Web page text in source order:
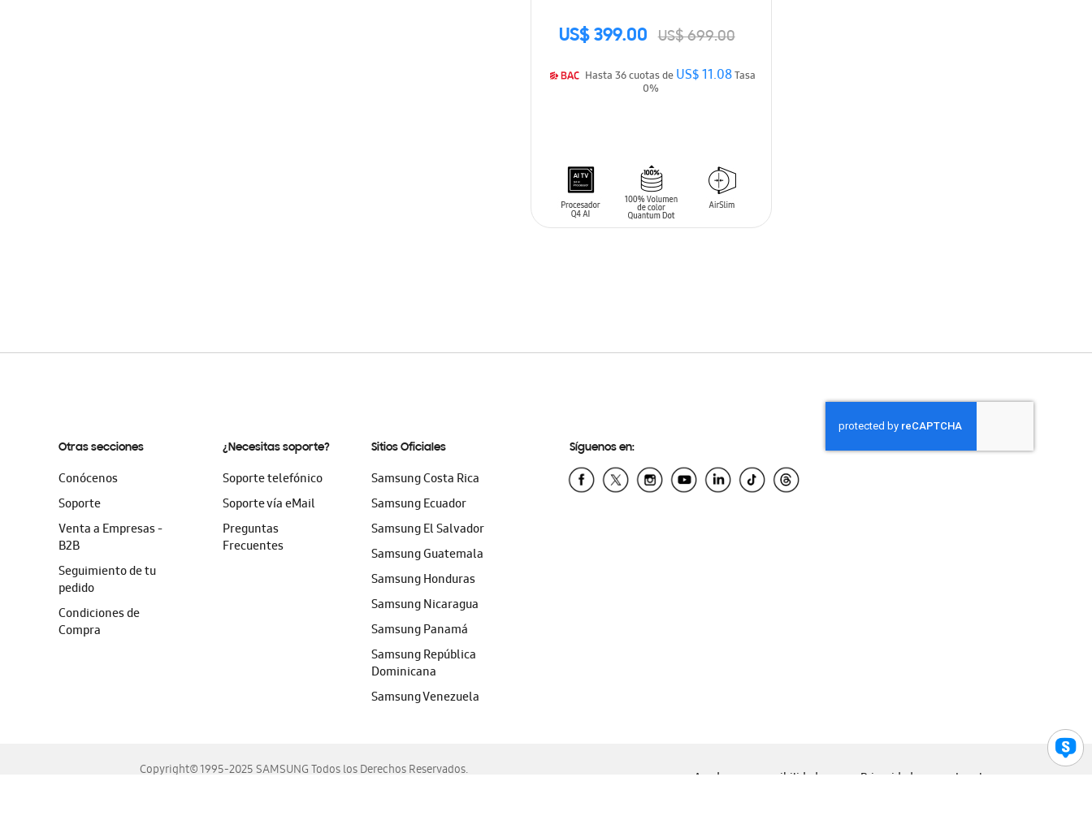
US$ 399.00 US$ 699.00
Hasta 36 cuotas deUS$ 11.08Tasa
0%
Otras secciones
Conócenos
Soporte
Venta a Empresas -
B2B
Seguimiento de tu
pedido
Condiciones de
Compra
¿Necesitas soporte?
Soporte telefónico
Soporte vía eMail
Preguntas
Frecuentes
Sitios Oficiales
Samsung Costa Rica
Samsung Ecuador
Samsung El Salvador
Samsung Guatemala
Samsung Honduras
Samsung Nicaragua
Samsung Panamá
Samsung República
Dominicana
Samsung Venezuela
Síguenos en:
Copyright© 1995-2025 SAMSUNG Todos los Derechos Reservados.
Ayuda para accesibilidad Privacidad Legal